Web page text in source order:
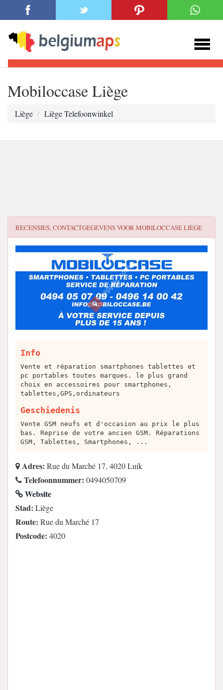
Mobiloccase Liège
Liège Liège Telefoonwinkel
RECENSIES, CONTACTGEGEVENS VOORMOBILOCCASE LIÈGE
Info
Vente et réparation smartphones tablettes et
pc portables toutes marques. le plus grand
choix en accessoires pour smartphones,
tablettes,GPS,ordinateurs
Geschiedenis
Vente GSM neufs et d'occasion au prix le plus
bas. Reprise de votre ancien GSM. Réparations
GSM, Tablettes, Smartphones, ...
Adres: Rue du Marché 17, 4020 Luik
Telefoonnummer: 0494050709
Website
Stad: Liège
Route: Rue du Marché 17
Postcode: 4020